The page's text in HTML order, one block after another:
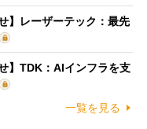
】レーザーテック：最先
】TDK：AIインフラを支
一覧を見る